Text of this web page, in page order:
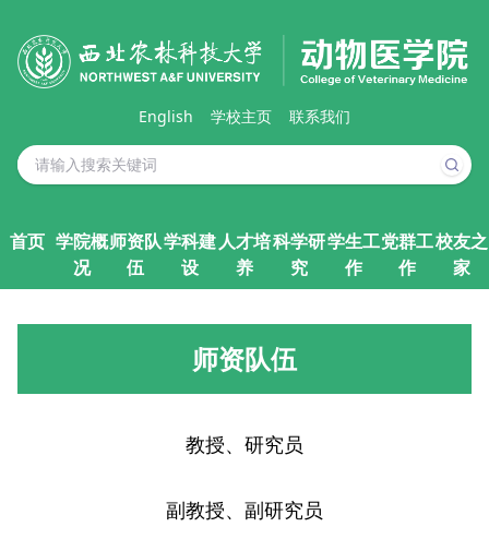
English 学校主页 联系我们
首页 学院概
况
师资队
伍
学科建
设
人才培
养
科学研
究
学生工
作
党群工
作
校友之
家
师资队伍
教授、研究员
副教授、副研究员